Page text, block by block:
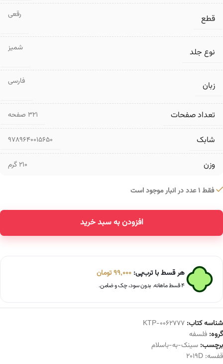
قطع رقعی
نوع جلد شمیز
زبان فارسی
تعداد صفحات ۳۲۱ صفحه
شابک 9789640015650
وزن 210 گرم
فقط 1 عدد در انبار موجود است
افزودن به سبد خرید
هر قسط با ترب‌پی: 99,000تومان
۴ قسط ماهانه. بدون سود، چک و ضامن.
شناسه کتاب: KTP-0062777
گروه: فلسفه
برچسب: سینک-به-باسلام
قفسه: 2019D